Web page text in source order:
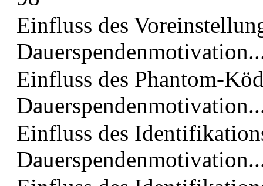
Einfluss des
Einfluss des Phantom-
Einfluss des